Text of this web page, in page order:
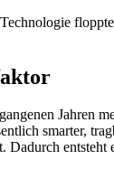
Jahren
smarter,
Dadurch